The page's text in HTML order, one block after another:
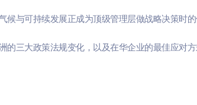
与可持续发展正成为顶级管理层做战略决策时的
三大政策法规变化，以及在华企业的最佳应对方